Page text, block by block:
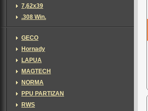
7,62х39
.308 Win.
GECO
Hornady
LAPUA
MAGTECH
NORMA
PPU PARTIZAN
RWS